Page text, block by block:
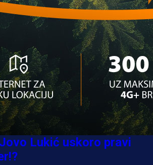
6 dan
ima novi klub: Trener
potvrdio veliki
potvrda od predsjednika
Lukić uskoro pravi